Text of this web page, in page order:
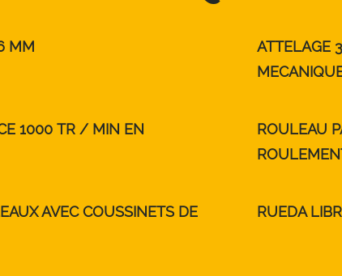
MM
ATTELAGE
1000 TR / MIN EN
ROULEAU
AVEC COUSSINETS DE
RUEDA